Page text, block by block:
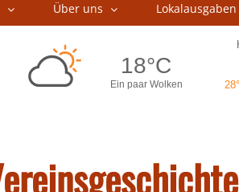
Über uns Lokalausgaben